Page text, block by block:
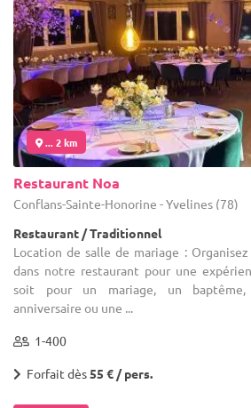
... 2 km
Restaurant Noa
Conflans-Sainte-Honorine - Yvelines (78)
Restaurant / Traditionnel
Location de salle de mariage :
dans notre restaurant pour une
soit pour un mariage, un baptême,
anniversaire ou une ...
1-400
Forfait dès55 € / pers.